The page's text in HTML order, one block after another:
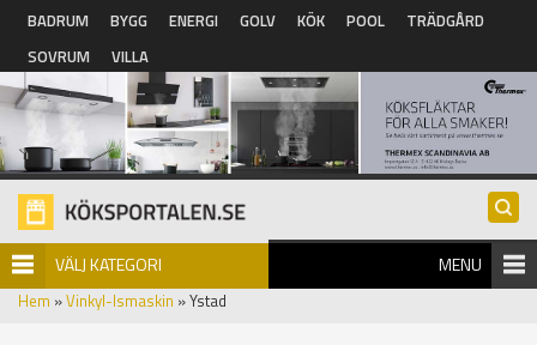
Hoppa till huvudinnehåll
BADRUM BYGG ENERGI GOLV KÖK POOL
TRÄDGÅRD
SOVRUM
VILLA
VÄLJ KATEGORI MENU
Hem »Vinkyl-Ismaskin » Ystad